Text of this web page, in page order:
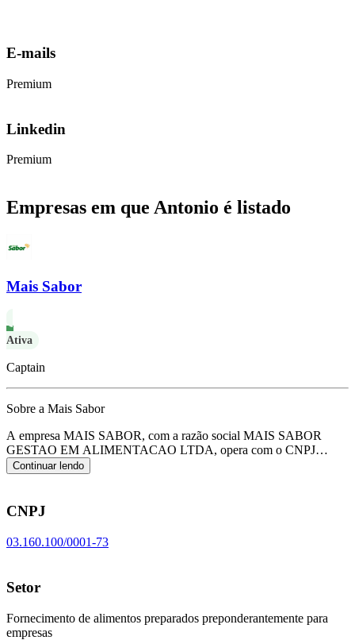
E-mails
Premium
Linkedin
Premium
Empresas em que Antonio é listado
Mais Sabor
Ativa
Captain
Sobre a Mais Sabor
A empresa MAIS SABOR, com a razão social MAIS SABOR
GESTAO EM ALIMENTACAO LTDA, opera com o CNPJ
03.160.100/0001-73 e tem sua sede localizada em Sao Jose/SC.
foco principal de atuação é de fornecimento de alimentos preparados
I-5620-1/01.
Continuar lendo
CNPJ
03.160.100/0001-73
Setor
Fornecimento de alimentos preparados preponderantemente para
empresas